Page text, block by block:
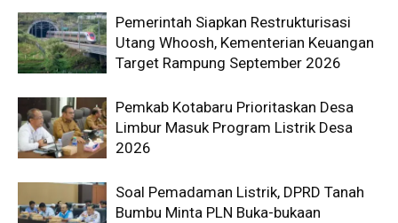
Pemerintah Siapkan Restrukturisasi
Utang Whoosh, Kementerian Keuangan
Target Rampung September 2026
Pemkab Kotabaru Prioritaskan Desa
Limbur Masuk Program Listrik Desa
2026
Soal Pemadaman Listrik, DPRD Tanah
Bumbu Minta PLN Buka-bukaan